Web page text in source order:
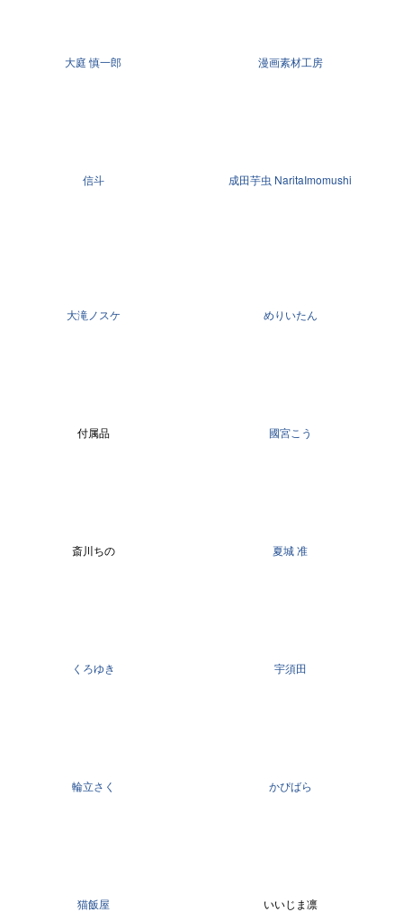
大庭 慎一郎 漫画素材工房
信斗 成田芋虫 NaritaImomushi
大滝ノスケ めりいたん
付属品 國宮こう
斎川ちの 夏城 准
くろゆき 宇須田
輪立さく かぴばら
猫飯屋 いいじま凛